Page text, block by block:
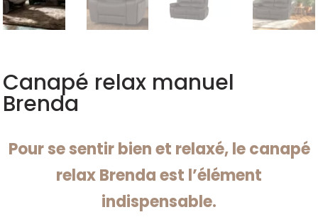
Canapé relax manuel
Brenda
Pour se sentir bien et relaxé, le canapé
relax Brenda est l’élément
indispensable.